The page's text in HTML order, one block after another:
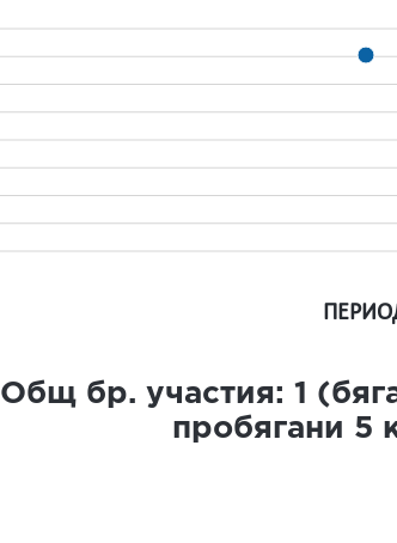
Общ бр. участия: 1
пробягани 5